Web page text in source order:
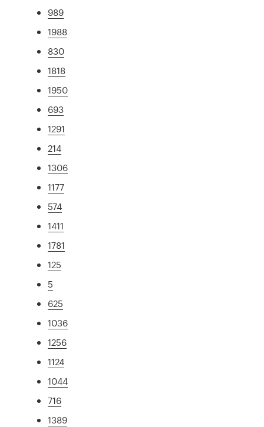
989
1988
830
1818
1950
693
1291
214
1306
1177
574
1411
1781
125
5
625
1036
1256
1124
1044
716
1389